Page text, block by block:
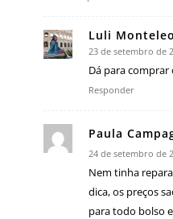
Luli
23 de setembro de
Dá para comprar
Responder
Paula
24 de setembro de
Nem tinha
dica, os preços
para todo bolso